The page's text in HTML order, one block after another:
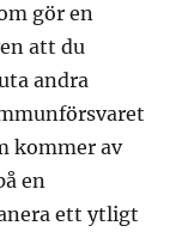
gör en
att du
andra
kommer av
en
ett ytligt